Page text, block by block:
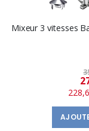
Mixeur 3 vitesses